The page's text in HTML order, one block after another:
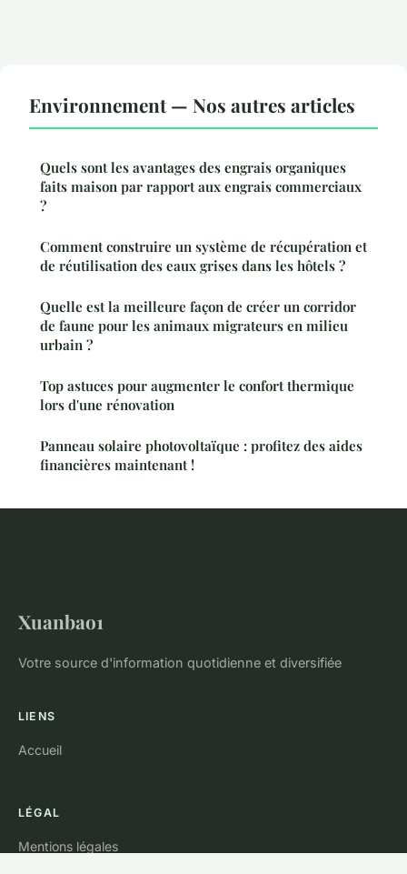
Environnement — Nos autres articles
Quels sont les avantages des engrais organiques
faits maison par rapport aux engrais commerciaux
?
Comment construire un système de récupération et
de réutilisation des eaux grises dans les hôtels ?
Quelle est la meilleure façon de créer un corridor
de faune pour les animaux migrateurs en milieu
urbain ?
Top astuces pour augmenter le confort thermique
lors d'une rénovation
Panneau solaire photovoltaïque : profitez des aides
financières maintenant !
Xuanbao1
Votre source d'information quotidienne et diversifiée
LIENS
Accueil
LÉGAL
Mentions légales